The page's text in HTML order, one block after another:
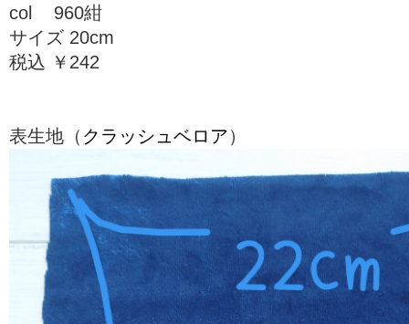
col 960紺
サイズ 20cm
税込 ￥242
表生地（ クラッシュベロア）